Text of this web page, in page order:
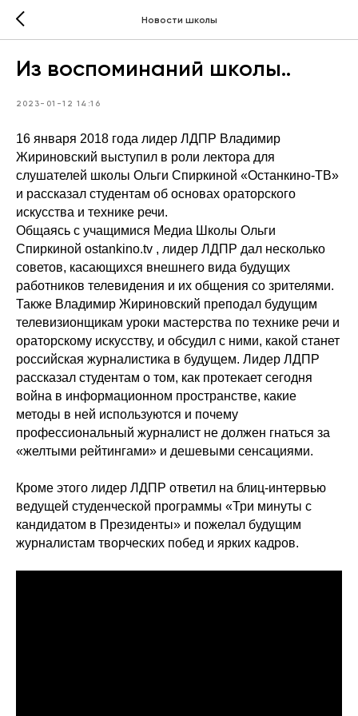
Новости школы
Из воспоминаний школы..
2023-01-12 14:16
16 января 2018 года лидер ЛДПР Владимир
Жириновский выступил в роли лектора для
слушателей школы Ольги Спиркиной «Останкино-ТВ»
и рассказал студентам об основах ораторского
искусства и технике речи.
Общаясь с учащимися Медиа Школы Ольги
Спиркиной ostankino.tv , лидер ЛДПР дал несколько
советов, касающихся внешнего вида будущих
работников телевидения и их общения со зрителями.
Также Владимир Жириновский преподал будущим
телевизионщикам уроки мастерства по технике речи и
ораторскому искусству, и обсудил с ними, какой станет
российская журналистика в будущем. Лидер ЛДПР
рассказал студентам о том, как протекает сегодня
война в информационном пространстве, какие
методы в ней используются и почему
профессиональный журналист не должен гнаться за
«желтыми рейтингами» и дешевыми сенсациями.
Кроме этого лидер ЛДПР ответил на блиц-интервью
ведущей студенческой программы «Три минуты с
кандидатом в Президенты» и пожелал будущим
журналистам творческих побед и ярких кадров.